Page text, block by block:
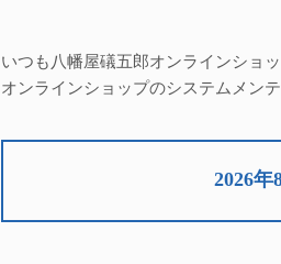
いつも八幡屋礒五郎オンラインショ
オンラインショップのシステムメン
2026年